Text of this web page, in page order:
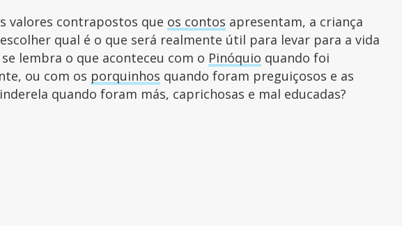
valores contrapostos que os contos apresentam, a criança
qual é o que será realmente útil para levar para a vida
lembra o que aconteceu com o Pinóquio quando foi
ou com os porquinhos quando foram preguiçosos e as
quando foram más, caprichosas e mal educadas?